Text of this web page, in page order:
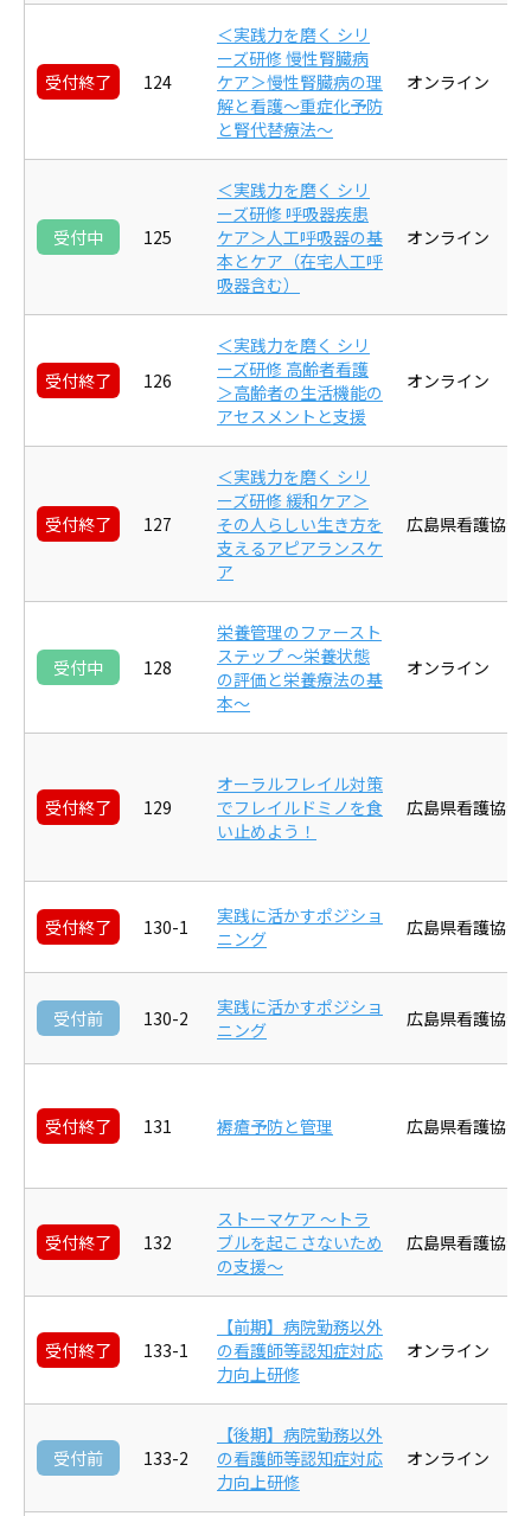
受付終了 124
＜実践力を磨く シリ
ーズ研修 慢性腎臓病
ケア＞慢性腎臓病の理
解と看護～重症化予防
と腎代替療法～
オンライン
受付中 125
＜実践力を磨く シリ
ーズ研修 呼吸器疾患
ケア＞人工呼吸器の基
本とケア（在宅人工呼
吸器含む）
オンライン
受付終了 126
＜実践力を磨く シリ
ーズ研修 高齢者看護
＞高齢者の生活機能の
アセスメントと支援
オンライン
受付終了 127
＜実践力を磨く シリ
ーズ研修 緩和ケア＞
その人らしい生き方を
支えるアピアランスケ
ア
広島県看護協会
受付中 128
栄養管理のファースト
ステップ ～栄養状態
の評価と栄養療法の基
本～
オンライン
受付終了 129
オーラルフレイル対策
でフレイルドミノを食
い止めよう！
広島県看護協会
受付終了 130-1
実践に活かすポジショ
ニング
広島県看護協会
受付前 130-2
実践に活かすポジショ
ニング
広島県看護協会
受付終了 131 褥瘡予防と管理 広島県看護協会
受付終了 132
ストーマケア ～トラ
ブルを起こさないため
の支援～
広島県看護協会
受付終了 133-1
【前期】病院勤務以外
の看護師等認知症対応
力向上研修
オンライン
受付前 133-2
【後期】病院勤務以外
の看護師等認知症対応
力向上研修
オンライン